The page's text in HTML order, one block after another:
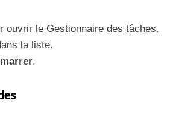
ouvrir le Gestionnaire des tâches.
la liste.
.